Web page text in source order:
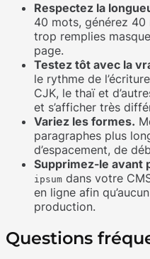
Respectez la
40 mots, générez
trop remplies
page.
Testez tôt avec la
le rythme de
CJK, le thaï et
et s’afficher très
Variez les formes.
paragraphes plus
d’espacement, de
Supprimez-le avant
ipsum dans votre
en ligne afin
production.
Questions